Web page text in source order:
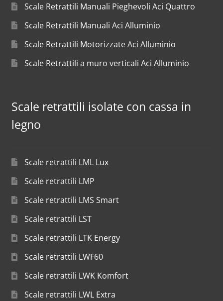
Scale Retrattili Manuali Pieghevoli Aci Quattro
Scale Retrattili Manuali Aci Alluminio
Scale Retrattili Motorizzate Aci Alluminio
Scale Retrattili a muro verticali Aci Alluminio
Scale retrattili isolate con cassa in
legno
Scale retrattili LML Lux
Scale retrattili LMP
Scale retrattili LMS Smart
Scale retrattili LST
Scale retrattili LTK Energy
Scale retrattili LWF60
Scale retrattili LWK Komfort
Scale retrattili LWL Extra